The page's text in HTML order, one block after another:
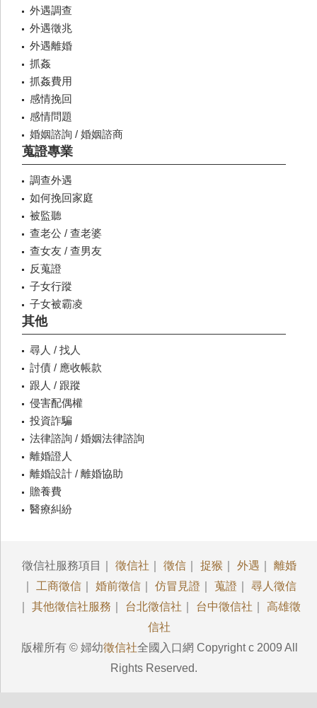
外遇調查
外遇徵兆
外遇離婚
抓姦
抓姦費用
感情挽回
感情問題
婚姻諮詢 / 婚姻諮商
蒐證專業
調查外遇
如何挽回家庭
被監聽
查老公 / 查老婆
查女友 / 查男友
反蒐證
子女行蹤
子女被霸凌
其他
尋人 / 找人
討債 / 應收帳款
跟人 / 跟蹤
侵害配偶權
投資詐騙
法律諮詢 / 婚姻法律諮詢
離婚證人
離婚設計 / 離婚協助
贍養費
醫療糾紛
徵信社服務項目｜ 徵信社 徵信 捉猴 外遇
離婚
工商徵信 婚前徵信 仿冒見證 蒐證
尋人徵信
其他徵信社服務 台北徵信社 台中徵信社
高雄徵
信社
版權所有 © 婦幼徵信社全國入口網 Copyright c 2009 All
Rights Reserved.